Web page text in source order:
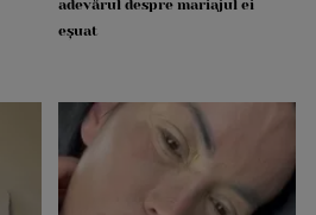
adevărul despre mariajul ei
eșuat